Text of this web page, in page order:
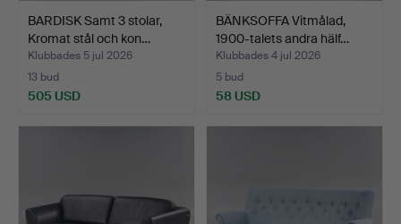
BARDISK Samt 3 stolar,
Kromat stål och kon…
Klubbades 5 jul 2026
13 bud
505 USD
BÄNKSOFFA Vitmålad,
1900-talets andra hälf…
Klubbades 4 jul 2026
5 bud
58 USD